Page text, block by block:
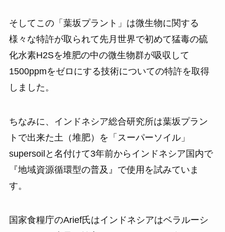
そしてこの「葉坂プラント」は微生物に関する
様々な特許が取られて先月世界で初めて猛毒の硫
化水素H2Sを堆肥の中の微生物群が吸収して
1500ppmをゼロにする技術についての特許を取得
しました。
ちなみに、インドネシア総合研究所は葉坂プラン
トで出来た土（堆肥）を「スーパーソイル」
supersoilと名付けて3年前からインドネシア国内で
『地域資源循環型の普及』で使用を試みていま
す。
国家食糧庁のArief氏はインドネシアはベラルーシ